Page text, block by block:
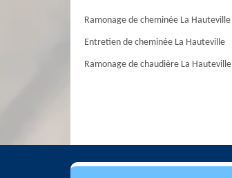
Ramonage de cheminée La Hauteville
Entretien de cheminée La Hauteville
Ramonage de chaudière La Hauteville